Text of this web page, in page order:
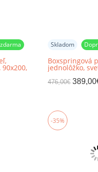
Skladom
Boxspringová
jednolôžko,
pravá, BILY
476,00€ 389,00
-35%